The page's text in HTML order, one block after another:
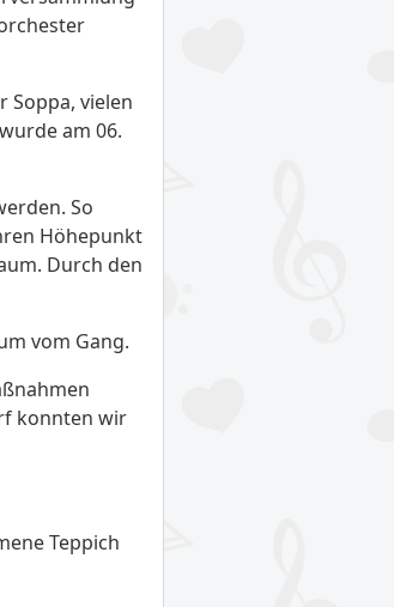
vielen
am 06.
So
Höhepunkt
Durch den
vom Gang.
konnten wir
Teppich